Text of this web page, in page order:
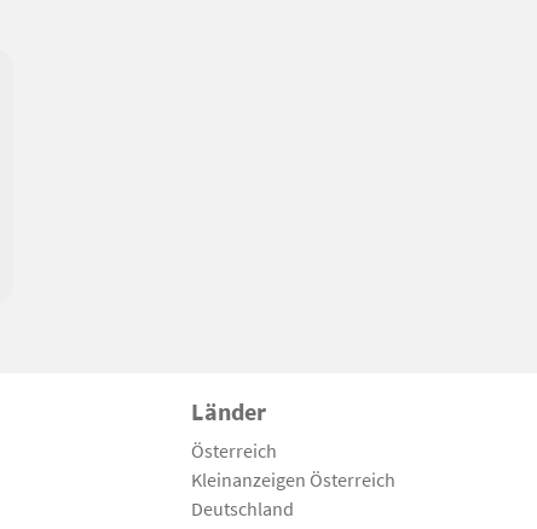
Länder
Österreich
Kleinanzeigen Österreich
Deutschland